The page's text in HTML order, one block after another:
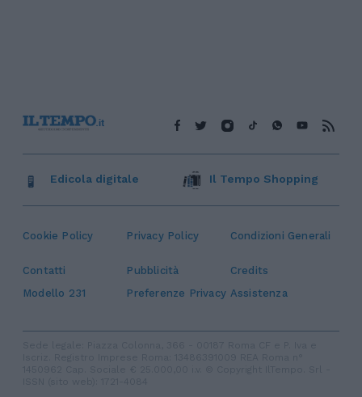
Cookie Policy Privacy Policy Condizioni Generali
Contatti Pubblicità
Credits
Modello 231
Preferenze Privacy Assistenza
Edicola digitale Il Tempo Shopping